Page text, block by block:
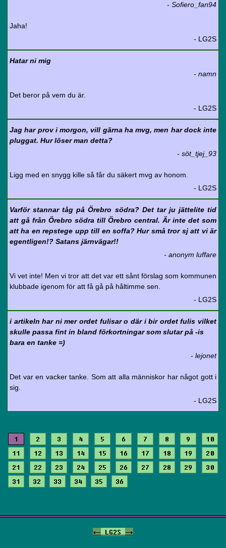
- Sofiero_fan94
Jaha!
- LG2S
Hatar ni mig
- namn
Det beror på vem du är.
- LG2S
Jag har prov i morgon, vill gärna ha mvg, men har dock inte
pluggat. Hur löser man detta?
- söt_tjej_93
Ligg med en snygg kille så får du säkert mvg av honom.
- LG2S
Varför stannar tåg på Örebro södra? Det tar ju jättelite tid
att gå från Örebro södra till Örebro central. Är inte det som
att ha en repstege upp till en soffa? Hur små tror sj att vi är
egentligen!? Satans järnvägar!!
- anonym luffare
Vi vet inte! Men vi tror att det var ett sånt förslag som kommunen
klubbade igenom för att få gå på håltimme sen.
- LG2S
i artikeln har ni mer ordet fulisar o där i bir ordet fulis vilket
skulle passa fint in bland förkortningar som slutar på -is
bara en tanke =)
- lejonet
Det var en vacker tanke. Som att alla människor har något gott i
sig.
- LG2S
1 2 3 4 5 6 7 8 9
10
11
12 13 14 15 16 17 18 19
20
21
22 23 24 25 26 27 28 29
30
31
32 33 34 35 36
<- LG2S ->